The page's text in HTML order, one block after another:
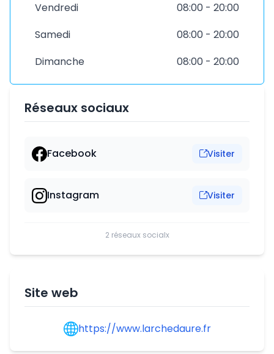
Vendredi
08:00 - 20:00
Samedi
08:00 - 20:00
Dimanche
08:00 - 20:00
Réseaux sociaux
Facebook Visiter
Instagram Visiter
2 réseaux socialx
Site web
https://www.larchedaure.fr